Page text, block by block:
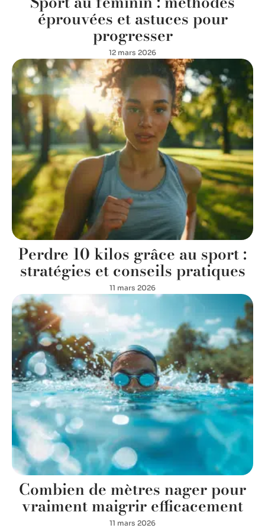
éprouvées et astuces pour
progresser
12 mars 2026
Perdre 10 kilos grâce au sport :
stratégies et conseils pratiques
11 mars 2026
Combien de mètres nager pour
vraiment maigrir efficacement
11 mars 2026